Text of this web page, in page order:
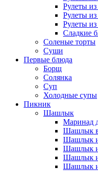
Рулеты
Рулеты
Рулеты
Сладкие
Соленые торты
Суши
Первые блюда
Борщ
Солянка
Суп
Холодные супы
Пикник
Шашлык
Маринад
Шашлык в
Шашлык
Шашлык
Шашлык
Шашлык